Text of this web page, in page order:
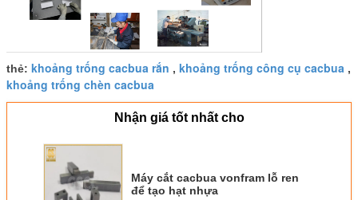
thẻ: khoảng trống cacbua rắn , khoảng trống công cụ cacbua ,
khoảng trống chèn cacbua
Nhận giá tốt nhất cho
Máy cắt cacbua vonfram lỗ ren
để tạo hạt nhựa